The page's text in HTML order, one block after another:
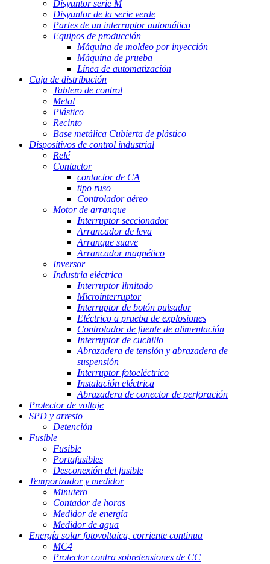
Disyuntor serie M
Disyuntor de la serie verde
Partes de un interruptor automático
Equipos de producción
Máquina de moldeo por inyección
Máquina de prueba
Línea de automatización
Caja de distribución
Tablero de control
Metal
Plástico
Recinto
Base metálica Cubierta de plástico
Dispositivos de control industrial
Relé
Contactor
contactor de CA
tipo ruso
Controlador aéreo
Motor de arranque
Interruptor seccionador
Arrancador de leva
Arranque suave
Arrancador magnético
Inversor
Industria eléctrica
Interruptor limitado
Microinterruptor
Interruptor de botón pulsador
Eléctrico a prueba de explosiones
Controlador de fuente de alimentación
Interruptor de cuchillo
Abrazadera de tensión y abrazadera de
suspensión
Interruptor fotoeléctrico
Instalación eléctrica
Abrazadera de conector de perforación
Protector de voltaje
SPD y arresto
Detención
Fusible
Fusible
Portafusibles
Desconexión del fusible
Temporizador y medidor
Minutero
Contador de horas
Medidor de energía
Medidor de agua
Energía solar fotovoltaica, corriente continua
MC4
Protector contra sobretensiones de CC